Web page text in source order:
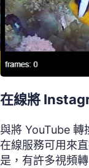
在線將
與將 YouTube 轉
在線服務可用來
是，有許多視頻